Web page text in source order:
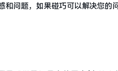
问题，如果碰巧可以解决您的